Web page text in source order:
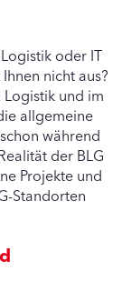
oder IT
nicht aus?
und im
allgemeine
während
der BLG
Projekte und
Standorten